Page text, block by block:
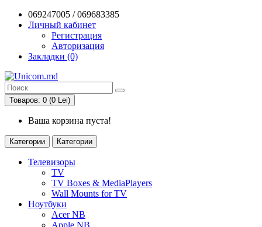
069247005 / 069683385
Личный кабинет
Регистрация
Авторизация
Закладки (0)
Товаров: 0 (0 Lei)
Ваша корзина пуста!
Категории Категории
Телевизоры
TV
TV Boxes & MediaPlayers
Wall Mounts for TV
Ноутбуки
Acer NB
Apple NB